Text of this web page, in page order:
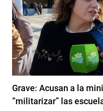
Grave: Acusan a la
“militarizar” las